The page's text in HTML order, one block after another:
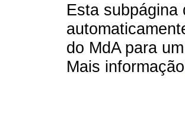
Esta subpágina
do MdA para
Mais informação